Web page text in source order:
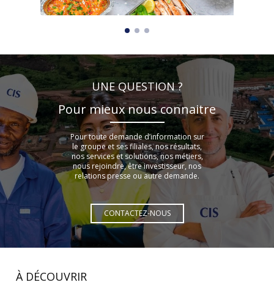
UNE QUESTION ?
Pour mieux nous connaitre
Pour toute demande d’information sur
le groupe et ses filiales, nos résultats,
nos services et solutions, nos métiers,
nous rejoindre, être investisseur, nos
relations presse ou autre demande.
CONTACTEZ-NOUS
À DÉCOUVRIR